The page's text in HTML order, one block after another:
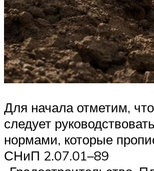
Для начала отметим,
следует
нормами, которые
СНиП 2.07.01–89